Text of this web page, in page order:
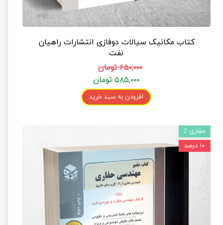
کتاب مکانیک سیالات دوفازی انتشارات راهیان
نفت
۶۵۰,۰۰۰ تومان
۵۸۵,۰۰۰ تومان
افزودن به سبد خرید
حفاری 2
۱۰ درصد